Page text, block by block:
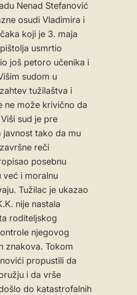
Nenad Stefanović
osudi Vladimira i
koji je 3. maja
usmrtio
još petoro učenika i
sudom u
tužilaštva i
ne može krivično da
sud je pre
javnost tako da mu
reči
posebnu
već i moralnu
Tužilac je ukazao
nije nastala
roditeljskog
njegovog
znakova. Tokom
propustili da
i da vrše
do katastrofalnih